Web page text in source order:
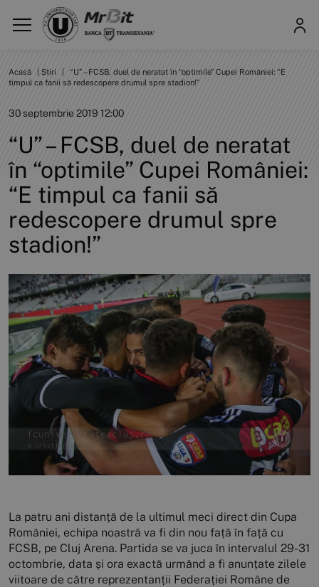
Acasă Știri
“U” – FCSB, duel de neratat în “optimile” Cupei României: “E
timpul ca fanii să redescopere drumul spre stadion!”
30 septembrie 2019 12:00
“U” – FCSB, duel de neratat
în “optimile” Cupei României:
“E timpul ca fanii să
redescopere drumul spre
stadion!”
La patru ani distanță de la ultimul meci direct din Cupa
României, echipa noastră va fi din nou față în față cu
FCSB, pe Cluj Arena. Partida se va juca în intervalul 29-31
octombrie, data și ora exactă urmând a fi anunțate zilele
viitoare de către reprezentanții Federației Române de